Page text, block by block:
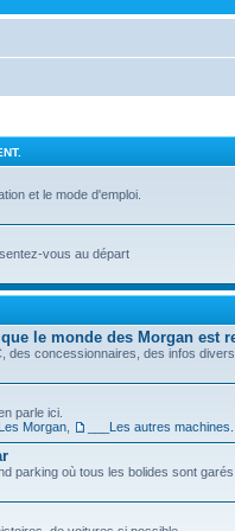
et le mode d'emploi.
vous au départ
le monde des Morgan est
des concessionnaires, des infos
parle ici.
Morgan ___Les autres machines.
parking où tous les bolides sont garés